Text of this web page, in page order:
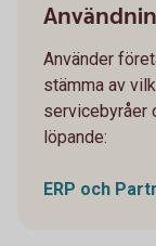
Använder
stämma av
servicebyråer
löpande:
ERP och